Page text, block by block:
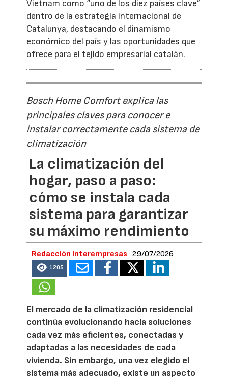
Vietnam como “uno de los diez países clave”
dentro de la estrategia internacional de
Catalunya, destacando el dinamismo
económico del país y las oportunidades que
ofrece para el tejido empresarial catalán.
Bosch Home Comfort explica las
principales claves para conocer e
instalar correctamente cada sistema de
climatización
La climatización del
hogar, paso a paso:
cómo se instala cada
sistema para garantizar
su máximo rendimiento
Redacción Interempresas 29/07/2026
1205
El mercado de la climatización residencial
continúa evolucionando hacia soluciones
cada vez más eficientes, conectadas y
adaptadas a las necesidades de cada
vivienda. Sin embargo, una vez elegido el
sistema más adecuado, existe un aspecto